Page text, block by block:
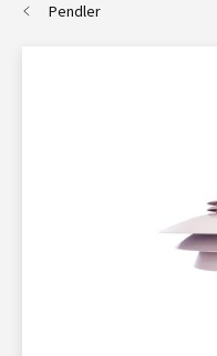
Pendler